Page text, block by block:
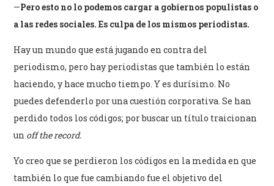
—Pero esto no lo podemos cargar a gobiernos populistas o
a las redes sociales. Es culpa de los mismos periodistas.
Hay un mundo que está jugando en contra del
periodismo, pero hay periodistas que también lo están
haciendo, y hace mucho tiempo. Y es durísimo. No
puedes defenderlo por una cuestión corporativa. Se han
perdido todos los códigos; por buscar un título traicionan
un off the record.
Yo creo que se perdieron los códigos en la medida en que
también lo que fue cambiando fue el objetivo del